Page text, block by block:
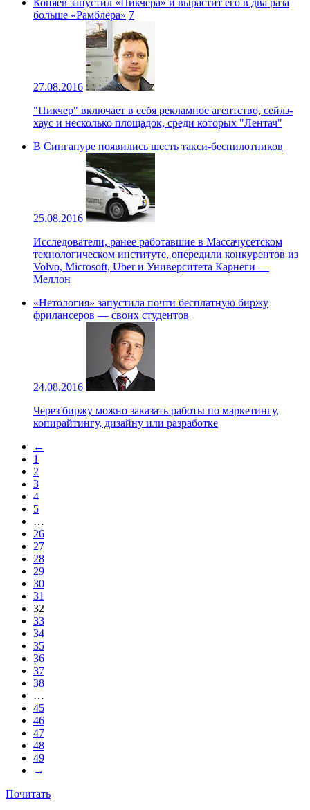
больше «Рамблера» 7
27.08.2016
"Пикчер" включает в себя рекламное агентство, сейлз-
хаус и несколько площадок, среди которых "Лентач"
В Сингапуре появились шесть такси-беспилотников
25.08.2016
Исследователи, ранее работавшие в Массачусетском
технологическом институте, опередили конкурентов из
Volvo, Microsoft, Uber и Университета Карнеги —
Меллон
«Нетология» запустила почти бесплатную биржу
фрилансеров — своих студентов
24.08.2016
Через биржу можно заказать работы по маркетингу,
копирайтингу, дизайну или разработке
←
1
2
3
4
5
…
26
27
28
29
30
31
32
33
34
35
36
37
38
…
45
46
47
48
49
→
Почитать